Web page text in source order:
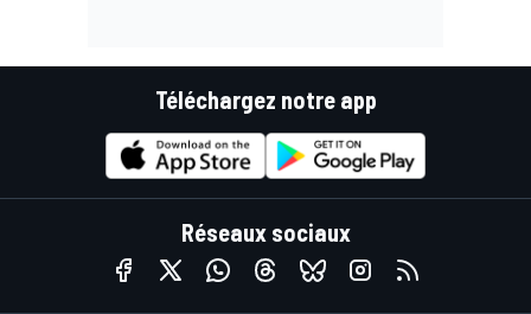
Téléchargez notre app
Réseaux sociaux